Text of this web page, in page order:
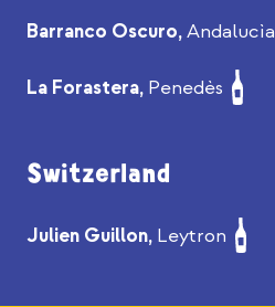
Barranco Oscuro,Andalucìa
La Forastera, Penedès
Switzerland
Julien Guillon, Leytron